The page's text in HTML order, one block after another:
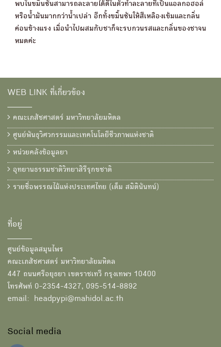
พบในขมิ้นชันสามารถละลายได้ดีในตัวทำละลายที่เป็นแอลกอฮอล์
หรือน้ำมันมากกว่าน้ำเปล่า อีกทั้งขมิ้นชันให้สีเหลืองเข้มและกลิ่น
ค่อนข้างแรง เมื่อนำไปผสมกับชาก็จะรบกวนรสและกลิ่นของชาจน
หมดค่ะ
WEB LINK ที่เกี่ยวข้อง
คณะเภสัชศาสตร์ มหาวิทยาลัยมหิดล
ศูนย์พันธุวิศวกรรมและเทคโนโลยีชีวภาพแห่งชาติ
หน่วยคลังข้อมูลยา
อุทยานธรรมชาติวิทยาสิรีรุกขชาติ
รายชื่อพรรณไม้แห่งประเทศไทย (เต็ม สมิตินันทน์)
ที่อยู่
ศูนย์ข้อมูลสมุนไพร
คณะเภสัชศาสตร์ มหาวิทยาลัยมหิดล
447 ถนนศรีอยุธยา เขตราชเทวี กรุงเทพฯ 10400
โทรศัพท์ 0-2354-4327, 095-514-8892
email: headpypi@mahidol.ac.th
Social media